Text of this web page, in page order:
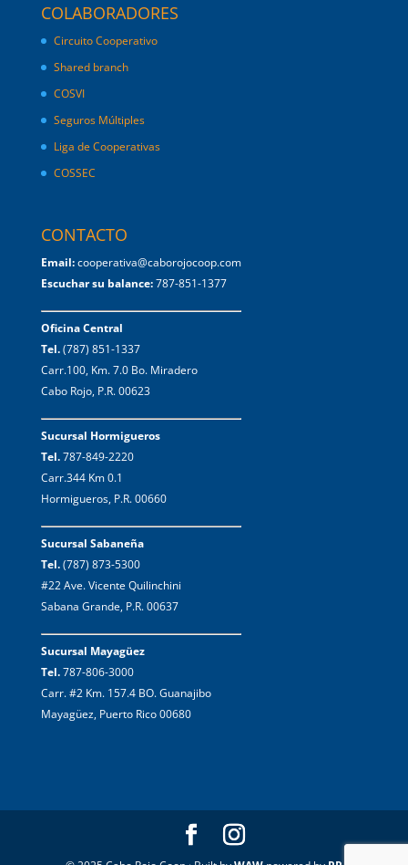
COLABORADORES
Circuito Cooperativo
Shared branch
COSVI
Seguros Múltiples
Liga de Cooperativas
COSSEC
CONTACTO
Email:cooperativa@caborojocoop.com
Escuchar su balance:787-851-1377
Oficina Central
Tel.(787) 851-1337
Carr.100, Km. 7.0 Bo. Miradero
Cabo Rojo, P.R. 00623
Sucursal Hormigueros
Tel.787-849-2220
Carr.344 Km 0.1
Hormigueros, P.R. 00660
Sucursal Sabaneña
Tel.(787) 873-5300
#22 Ave. Vicente Quilinchini
Sabana Grande, P.R. 00637
Sucursal Mayagüez
Tel.787-806-3000
Carr. #2 Km. 157.4 BO. Guanajibo
Mayagüez, Puerto Rico 00680